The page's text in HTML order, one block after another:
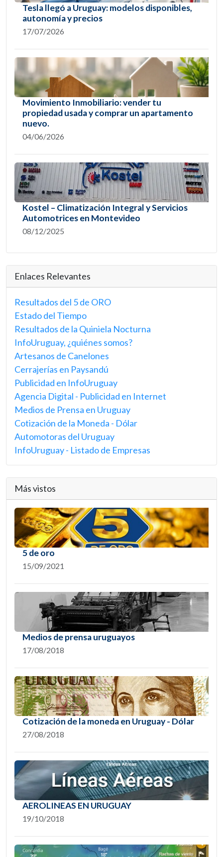
Tesla llegó a Uruguay: modelos disponibles,
autonomía y precios
17/07/2026
Movimiento Inmobiliario: vender tu
propiedad usada y comprar un apartamento
nuevo.
04/06/2026
Kostel – Climatización Integral y Servicios
Automotrices en Montevideo
08/12/2025
Enlaces Relevantes
Resultados del 5 de ORO
Estado del Tiempo
Resultados de la Quiniela Nocturna
InfoUruguay, ¿quiénes somos?
Artesanos de Canelones
Cerrajerías en Paysandú
Publicidad en InfoUruguay
Agencia Digital - Publicidad en Internet
Medios de Prensa en Uruguay
Cotización de la Moneda - Dólar
Automotoras del Uruguay
InfoUruguay - Listado de Empresas
Más vistos
5 de oro
15/09/2021
Medios de prensa uruguayos
17/08/2018
Cotización de la moneda en Uruguay - Dólar
27/08/2018
AEROLINEAS EN URUGUAY
19/10/2018